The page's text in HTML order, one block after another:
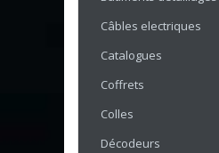
Câbles electriques
Catalogues
Coffrets
Colles
Décodeurs